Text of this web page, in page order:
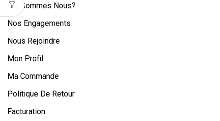
Qui Sommes Nous?
Nos Engagements
Nous Rejoindre
Mon Profil
Ma Commande
Politique De Retour
Facturation